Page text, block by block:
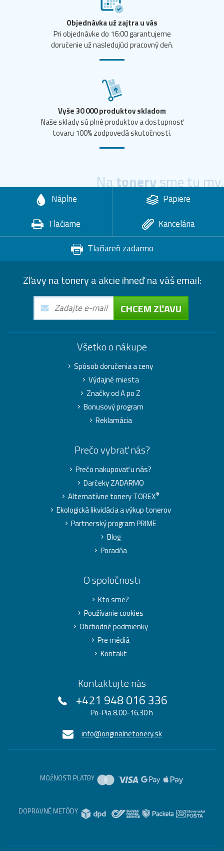
Objednávka už zajtra u vás
Pri objednávke do 16:00 garantujeme
doručenie už nasledujúci pracovný deň.
Vyše 30 000 produktov skladom
Naše sklady sú plné produktov a dostupnosť
tovaru 100% zodpovedá skutočnosti.
Natonerysme tu my.
Náplne
Papiere
Tlačiarne
Kancelária
Tlačiareň zadarmo
Zľavy na tonery a akcie ihneď na váš email:
CHCEM ZĽAVU
Všetko o nákupe
Spôsob doručenia a ceny
Výdajné miesta
Značky od A po Z
Bonusový program
Reklamácia
Prečo vybrať nás?
Prečo nakupovať u nás?
Darčeky ZADARMO
Alternatívne tonery TOREX®
Ekologická likvidácia a výkup tonerov
Partnerský program PRIME
Blog
Poradňa
O spoločnosti
Kto sme?
Používanie cookies
Obchodné podmienky
Pre médiá
Kontakt
Kontaktujte nás
+421 948 016 336
Po-Pia 8.00-16.30 h
info@originalnetonery.sk
MOŽNOSTI PLATBY
DOPRAVNÉ METÓDY